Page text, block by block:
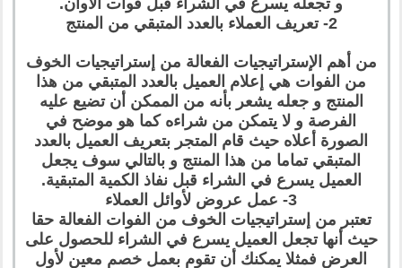
و تجعله يسرع في الشراء قبل فوات الأوان.
2- تعريف العملاء بالعدد المتبقي من المنتج
من أهم الإستراتيجيات الفعالة من إستراتيجيات الخوف
من الفوات هي إعلام العميل بالعدد المتبقي من هذا
المنتج و جعله يشعر بأنه من الممكن أن تضيع عليه
الفرصة و لا يتمكن من شراءه كما هو موضح في
الصورة أعلاه حيث قام المتجر بتعريف العميل بالعدد
المتبقي تماما من هذا المنتج و بالتالي سوف يجعل
العميل يسرع في الشراء قبل نفاذ الكمية المتبقية.
3- عمل عروض لأوائل العملاء
تعتبر من إستراتيجيات الخوف من الفوات الفعالة حقا
حيث أنها تجعل العميل يسرع في الشراء للحصول على
العرض فمثلا يمكنك أن تقوم بعمل خصم معين لأول